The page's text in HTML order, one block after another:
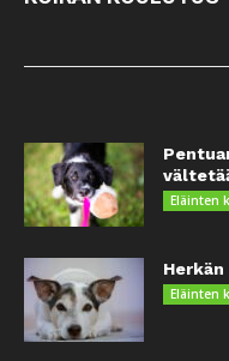
Eläinten
Eläinten